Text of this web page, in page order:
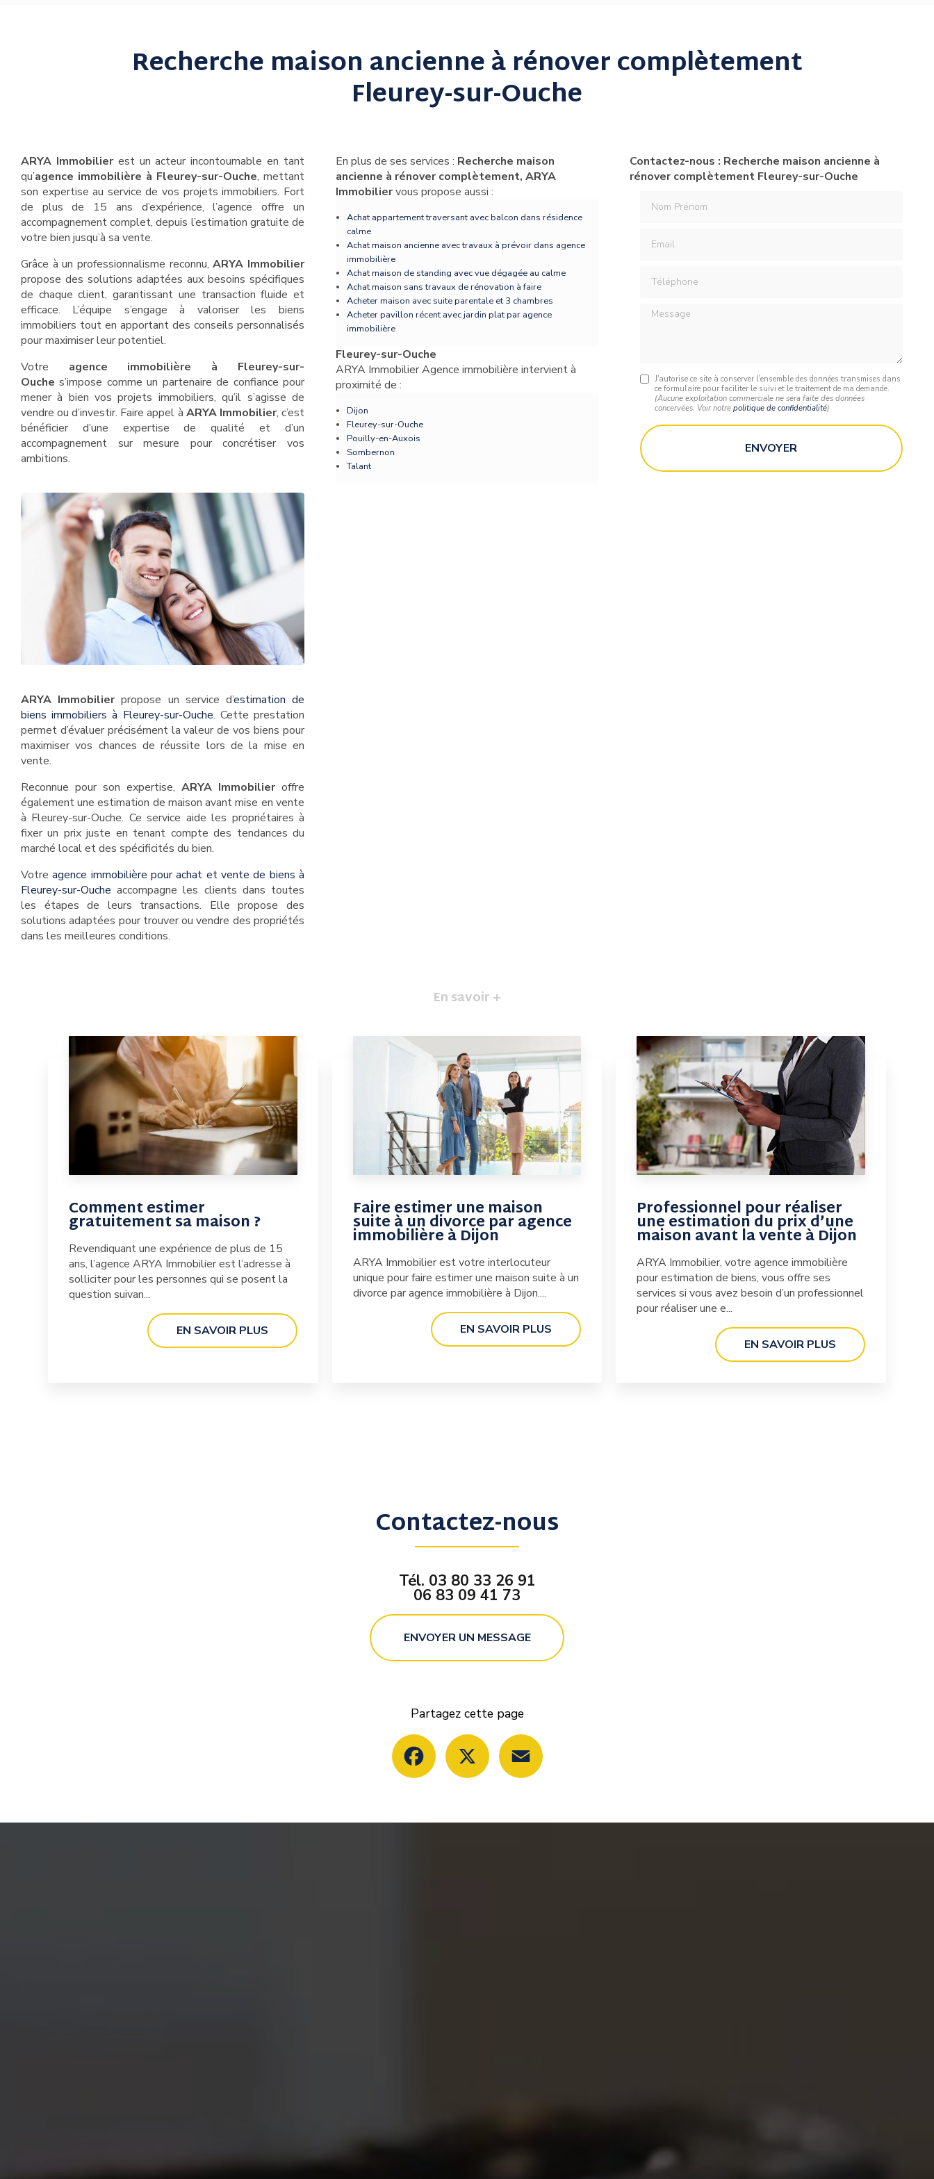
Recherche maison ancienne à rénover complètement
Fleurey-sur-Ouche
ARYA Immobilierest un acteur incontournable en tant
qu’agence immobilière à Fleurey-sur-Ouche, mettant
son expertise au service de vos projets immobiliers. Fort
de plus de 15 ans d’expérience, l’agence offre un
accompagnement complet, depuis l’estimation gratuite de
votre bien jusqu’à sa vente.
Grâce à un professionnalisme reconnu,ARYA Immobilier
propose des solutions adaptées aux besoins spécifiques
de chaque client, garantissant une transaction fluide et
efficace. L’équipe s’engage à valoriser les biens
immobiliers tout en apportant des conseils personnalisés
pour maximiser leur potentiel.
Votre agence immobilière à Fleurey-sur-
Ouche s’impose comme un partenaire de confiance pour
mener à bien vos projets immobiliers, qu’il s’agisse de
vendre ou d’investir. Faire appel à ARYA Immobilier, c’est
bénéficier d’une expertise de qualité et d’un
accompagnement sur mesure pour concrétiser vos
ambitions.
ARYA Immobilierpropose un service d’estimation de
biens immobiliers à Fleurey-sur-Ouche. Cette prestation
permet d’évaluer précisément la valeur de vos biens pour
maximiser vos chances de réussite lors de la mise en
vente.
Reconnue pour son expertise, ARYA Immobilieroffre
également une estimation de maison avant mise en vente
à Fleurey-sur-Ouche. Ce service aide les propriétaires à
fixer un prix juste en tenant compte des tendances du
marché local et des spécificités du bien.
Votreagence immobilière pour achat et vente de biens à
Fleurey-sur-Ouche accompagne les clients dans toutes
les étapes de leurs transactions. Elle propose des
solutions adaptées pour trouver ou vendre des propriétés
dans les meilleures conditions.
En plus de ses services : Recherche maison
ancienne à rénover complètement, ARYA
Immobiliervous propose aussi :
Achat appartement traversant avec balcon dans résidence
calme
Achat maison ancienne avec travaux à prévoir dans agence
immobilière
Achat maison de standing avec vue dégagée au calme
Achat maison sans travaux de rénovation à faire
Acheter maison avec suite parentale et 3 chambres
Acheter pavillon récent avec jardin plat par agence
immobilière
Fleurey-sur-Ouche
ARYA Immobilier Agence immobilière intervient à
proximité de :
Dijon
Fleurey-sur-Ouche
Pouilly-en-Auxois
Sombernon
Talant
Contactez-nous : Recherche maison ancienne à
rénover complètement Fleurey-sur-Ouche
Message
J'autorise ce site à conserver l'ensemble des données transmises dans
ce formulaire pour faciliter le suivi et le traitement de ma demande.
(Aucune exploitation commerciale ne sera faite des données
concervées. Voir notre politique de confidentialité)
En savoir +
Comment estimer
gratuitement sa maison ?
Revendiquant une expérience de plus de 15
ans, l’agence ARYA Immobilier est l’adresse à
solliciter pour les personnes qui se posent la
question suivan...
EN SAVOIR PLUS
Faire estimer une maison
suite à un divorce par agence
immobilière à Dijon
ARYA Immobilier est votre interlocuteur
unique pour faire estimer une maison suite à un
divorce par agence immobilière à Dijon....
EN SAVOIR PLUS
Professionnel pour réaliser
une estimation du prix d’une
maison avant la vente à Dijon
ARYA Immobilier, votre agence immobilière
pour estimation de biens, vous offre ses
services si vous avez besoin d’un professionnel
pour réaliser une e...
EN SAVOIR PLUS
Contactez-nous
Tél. 03 80 33 26 91
06 83 09 41 73
ENVOYER UN MESSAGE
Partagez cette page
Facebook